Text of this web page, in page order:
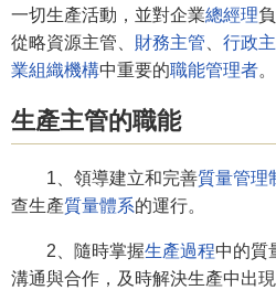
一切生產活動，並對企業總經理
從略資源主管、 財務主管 行政
業組織機構中重要的職能管理者。
生產主管的職能
1、領導建立和完善質量管理
查生產質量體系的運行。
2、隨時掌握生產過程中的質
溝通與合作，及時解決生產中出現